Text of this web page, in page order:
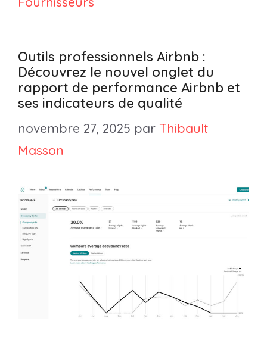
Outils professionnels Airbnb :
Découvrez le nouvel onglet du
rapport de performance Airbnb et
ses indicateurs de qualité
novembre 27, 2025 par Thibault
Masson